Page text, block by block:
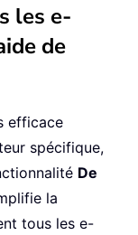
les e-
de
efficace
spécifique,
De
la
tous les e-